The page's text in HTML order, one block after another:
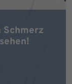
Schmerz